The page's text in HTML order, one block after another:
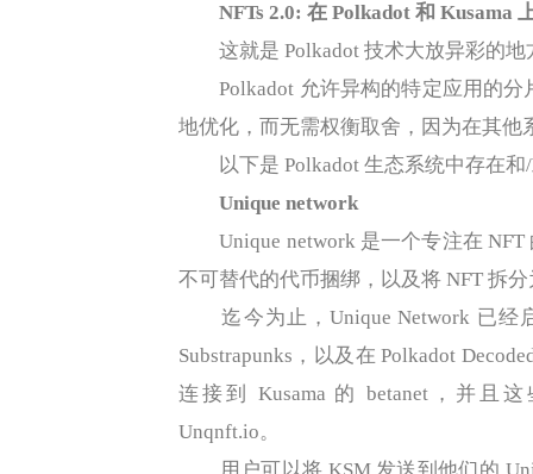
NFTs 2.0: 在 Polkadot 和 Kusama
这就是 Polkadot 技术大放异彩的地
Polkadot 允许异构的特定应用的分
地优化，而无需权衡取舍，因为在其
以下是 Polkadot 生态系统中存在和/
Unique network
Unique network 是一个专注在 NFT
不可替代的代币捆绑，以及将 NFT 拆
迄今为止，Unique Network 已经启
Substrapunks，以及在 Polkadot
连接到 Kusama 的 betanet，并且
Unqnft.io。